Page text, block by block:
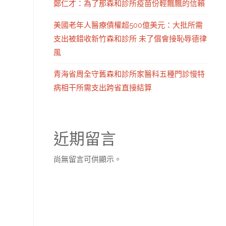
鄭仁才：為了那森和診所疫苗份輕飄飄的信賴
美國老年人醫療債權超500億美元：大批所需
支出被錯收新竹森和診所 未了償會接恥辱德律
風
青海省周全守舊森和診所家醫科五種門診慢特
病相干所需支出跨省直接結算
近期留言
尚無留言可供顯示。